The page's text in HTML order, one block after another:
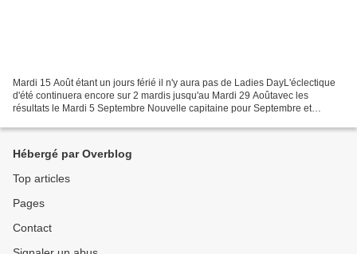
Mardi 15 Août étant un jours férié il n'y aura pas de Ladies DayL'éclectique
d'été continuera encore sur 2 mardis jusqu'au Mardi 29 Aoûtavec les
résultats le Mardi 5 Septembre Nouvelle capitaine pour Septembre et
Hébergé par Overblog
Top articles
Pages
Contact